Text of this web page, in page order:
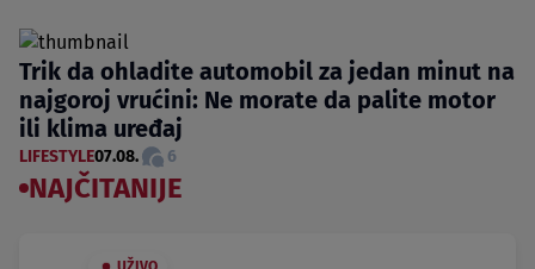
Trik da ohladite automobil za jedan minut na
najgoroj vrućini: Ne morate da palite motor
ili klima uređaj
LIFESTYLE07.08. 6
NAJČITANIJE